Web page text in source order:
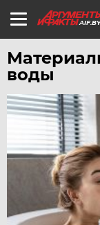
AIF.BY
воды